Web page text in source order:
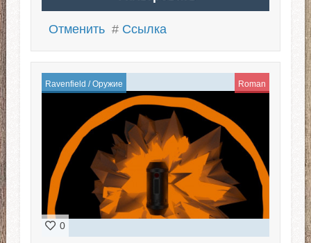
Отменить # Ссылка
Ravenfield /Оружие Roman
0